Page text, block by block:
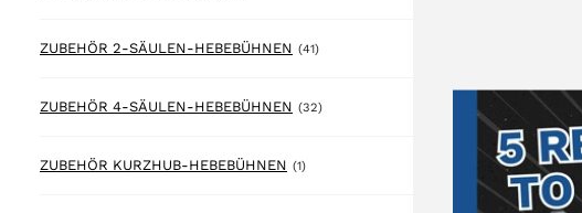
ZUBEHÖR 2-SÄULEN-HEBEBÜHNEN (41)41 products
ZUBEHÖR 4-SÄULEN-HEBEBÜHNEN (32)32 products
ZUBEHÖR KURZHUB-HEBEBÜHNEN (1)1 product